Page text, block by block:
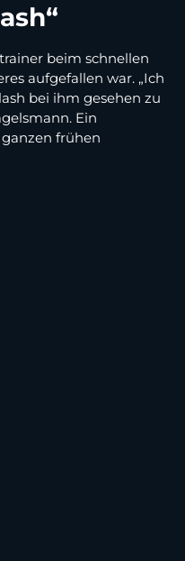
beim schnellen
aufgefallen war. „Ich
bei ihm gesehen zu
Ein
frühen